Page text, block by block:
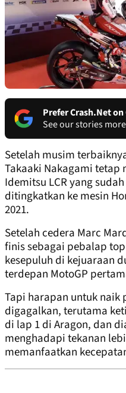
Prefer Crash.Net
See our stories
Setelah musim
Takaaki Nakagami tetap
Idemitsu LCR yang
ditingkatkan ke mesin
2021.
Setelah cedera Marc
finis sebagai pebalap
kesepuluh di kejuaraan
terdepan MotoGP
Tapi harapan untuk
digagalkan, terutama
di lap 1 di Aragon, dan
menghadapi tekanan
memanfaatkan